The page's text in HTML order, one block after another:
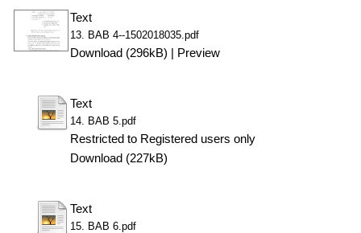
Text
13. BAB 4--1502018035.pdf
Download (296kB) Preview
Text
14. BAB 5.pdf
Restricted to Registered users only
Download (227kB)
Text
15. BAB 6.pdf